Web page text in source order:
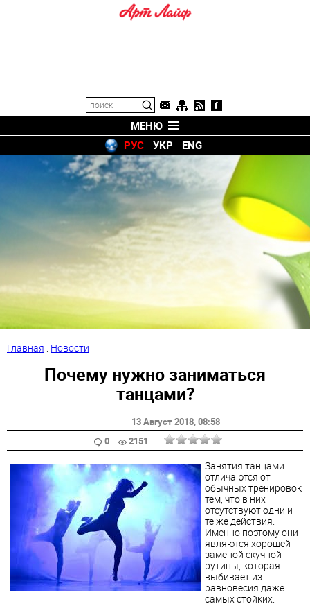
МЕНЮ
РУС
УКР ENG
Главная : Новости
Почему нужно заниматься
танцами?
13 Август 2018, 08:58
0
2151
Занятия танцами
отличаются от
обычных тренировок
тем, что в них
отсутствуют одни и
те же действия.
Именно поэтому они
являются хорошей
заменой скучной
рутины, которая
выбивает из
равновесия даже
самых стойких.